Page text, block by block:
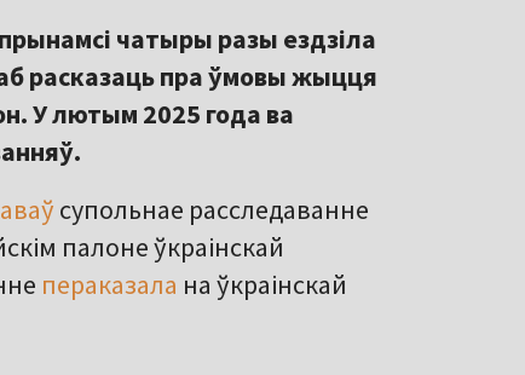
чатыры разы ездзіла
расказаць пра ўмовы жыцця
У лютым 2025 года ва
супольнае расследаванне
палоне ўкраінскай
пераказала на ўкраінскай